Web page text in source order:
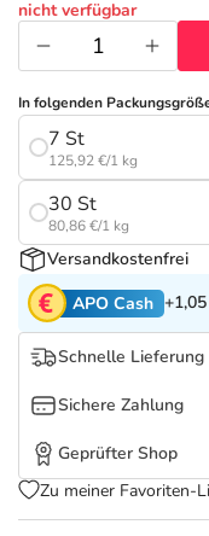
Tierapotheke
Vitamine &
Marken
Salus Deals
nicht verfügbar
In folgenden
7 St
125,92 €/1 kg
30 St
80,86 €/1 kg
Versandkostenfrei
APO Cash
Schnelle Lieferung
Sichere Zahlung
Geprüfter Shop
Zu meiner Favoriten-